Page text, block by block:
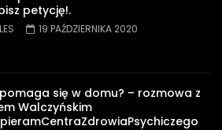
petycję!.
19 PAŹDZIERNIKA 2020
się w domu? – rozmowa z
Walczyńskim